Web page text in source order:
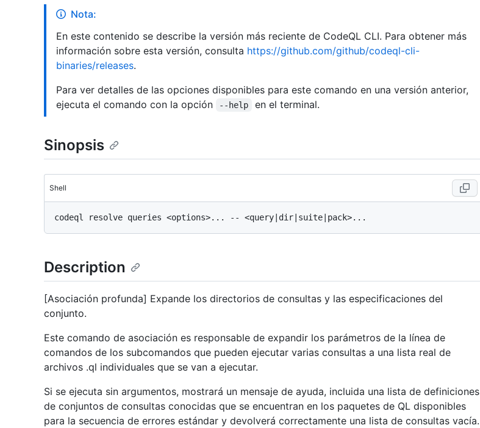
Nota:
En este contenido se describe la versión más reciente de CodeQL CLI. Para obtener más
información sobre esta versión, consulta https://github.com/github/codeql-cli-
binaries/releases.
Para ver detalles de las opciones disponibles para este comando en una versión anterior,
ejecuta el comando con la opción
--help en el terminal.
Sinopsis
Shell
Description
[Asociación profunda] Expande los directorios de consultas y las especificaciones del
conjunto.
Este comando de asociación es responsable de expandir los parámetros de la línea de
comandos de los subcomandos que pueden ejecutar varias consultas a una lista real de
archivos .ql individuales que se van a ejecutar.
Si se ejecuta sin argumentos, mostrará un mensaje de ayuda, incluida una lista de definiciones
de conjuntos de consultas conocidas que se encuentran en los paquetes de QL disponibles
para la secuencia de errores estándar y devolverá correctamente una lista de consultas vacía.